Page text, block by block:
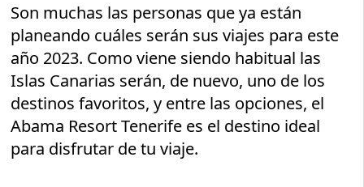
Son muchas las personas que ya están
planeando cuáles serán sus viajes para este
año 2023. Como viene siendo habitual las
Islas Canarias serán, de nuevo, uno de los
destinos favoritos, y entre las opciones, el
Abama Resort Tenerife es el destino ideal
para disfrutar de tu viaje.